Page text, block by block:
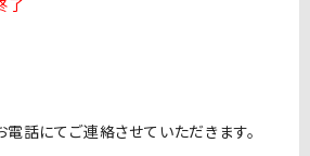
電話にてご連絡させていただきます。